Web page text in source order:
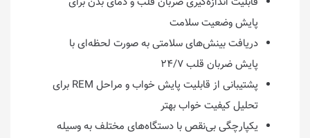
پایش وضعیت سلامت
دریافت بینش‌های سلامتی به صورت لحظه‌ای با
پایش ضربان قلب ۲۴/۷
پشتیبانی از قابلیت پایش خواب و مراحل REM برای
تحلیل کیفیت خواب بهتر
یکپارچگی بی‌نقص با دستگاه‌های مختلف به وسیله